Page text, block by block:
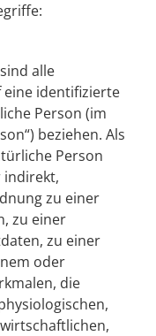
alle
eine identifizierte
Person (im
beziehen. Als
Person
indirekt,
zu einer
zu einer
zu einer
oder
die